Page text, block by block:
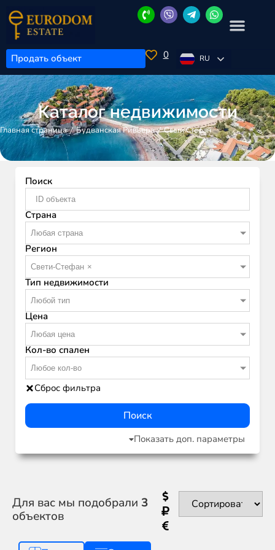
Продать объект 0 RU
Каталог недвижимости
Главная страница/Будванская Ривьера/Свети-Стефан
Поиск
Страна
Любая страна
Регион
Свети-Стефан ×
Тип недвижимости
Любой тип
Цена
Любая цена
Кол-во спален
Любое кол-во
Сброс фильтра
Поиск
Показать доп. параметры
Для вас мы подобрали 3
объектов